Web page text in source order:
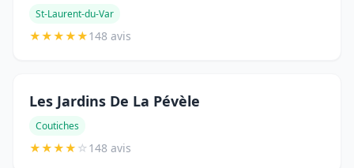
St-Laurent-du-Var
★★★★★148 avis
Les Jardins De La Pévèle
Coutiches
★★★★ ☆148 avis